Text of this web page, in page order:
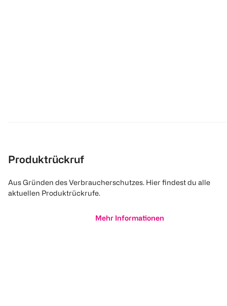
Produktrückruf
Aus Gründen des Verbraucherschutzes. Hier findest du alle
aktuellen Produktrückrufe.
Mehr Informationen